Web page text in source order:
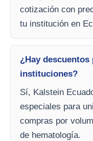
cotización con
tu institución en
¿Hay
instituciones?
Sí, Kalstein
especiales para
compras por
de hematología.